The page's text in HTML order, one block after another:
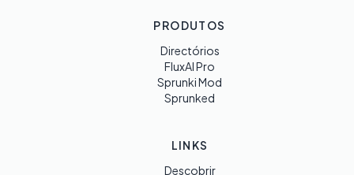
PRODUTOS
Directórios
FluxAI Pro
Sprunki Mod
Sprunked
LINKS
Descobrir